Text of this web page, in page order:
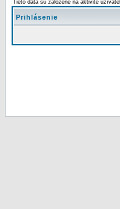
Tieto dáta sú založené na aktivite
Prihlásenie